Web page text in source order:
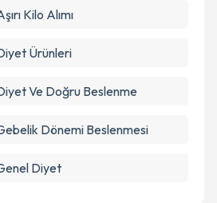
Kilo Alımı
Ürünleri
Ve Doğru Beslenme
Dönemi Beslenmesi
Diyet